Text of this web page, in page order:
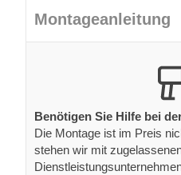
Montageanleitung
Benötigen Sie Hilfe bei
Die Montage ist im Preis
stehen wir mit